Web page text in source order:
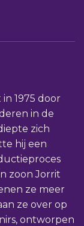
1975 door
in de
zich
hij een
zoon Jorrit
ze meer
ze over op
ontworpen